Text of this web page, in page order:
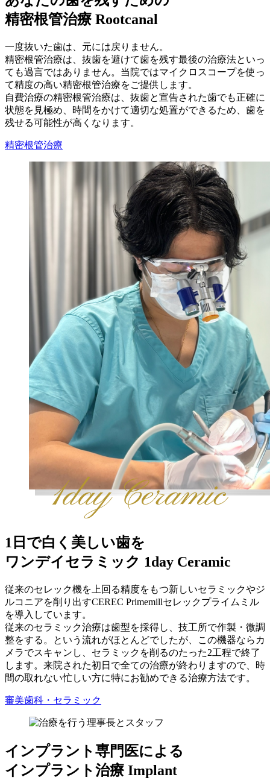
精密根管治療 Rootcanal
一度抜いた歯は、元には戻りません。
精密根管治療は、抜歯を避けて歯を残す最後の治療法といっ
ても過言ではありません。当院ではマイクロスコープを使っ
て精度の高い精密根管治療をご提供します。
自費治療の精密根管治療は、抜歯と宣告された歯でも正確に
状態を見極め、時間をかけて適切な処置ができるため、歯を
残せる可能性が高くなります。
精密根管治療
1日で白く美しい歯を
ワンデイセラミック 1day Ceramic
従来のセレック機を上回る精度をもつ新しいセラミックやジ
ルコニアを削り出すCEREC Primemillセレックプライムミル
を導入しています。
従来のセラミック治療は歯型を採得し、技工所で作製・微調
整をする。という流れがほとんどでしたが、この機器ならカ
メラでスキャンし、セラミックを削るのたった2工程で終了
します。来院された初日で全ての治療が終わりますので、時
間の取れない忙しい方に特にお勧めできる治療方法です。
審美歯科・セラミック
インプラント専門医による
インプラント治療 Implant